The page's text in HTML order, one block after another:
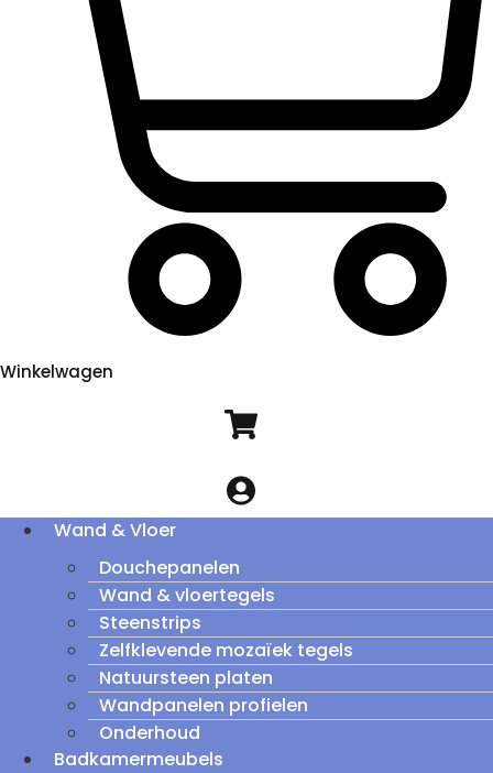
Winkelwagen
Wand & Vloer
Douchepanelen
Wand & vloertegels
Steenstrips
Zelfklevende mozaïek tegels
Natuursteen platen
Wandpanelen profielen
Onderhoud
Badkamermeubels